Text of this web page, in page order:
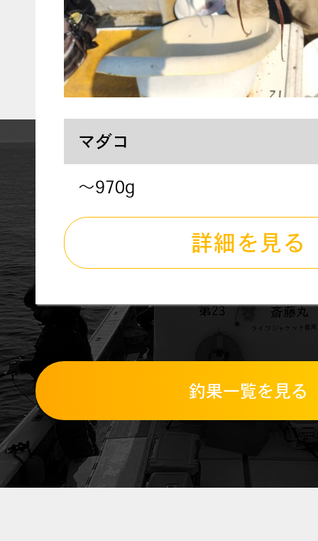
マダコ
～970g
詳細を見る
釣果一覧を見る